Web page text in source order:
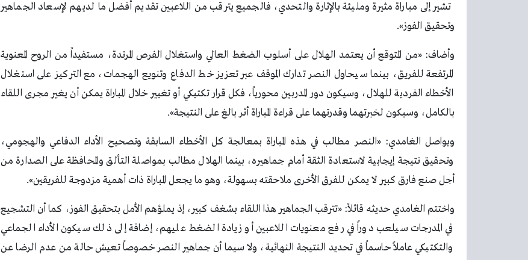
تشير إلى مباراة مثيرة ومليئة بالإثارة والتحدي، فالجميع يترقب من اللاعبين تقديم أفضل ما لديهم لإسعاد الجماهير
وتحقيق الفوز».
وأضاف: «من المتوقع أن يعتمد الهلال على أسلوب الضغط العالي واستغلال الفرص المرتدة، مستفيداً من الروح المعنوية
المرتفعة للفريق، بينما سيحاول النصر تدارك الموقف عبر تعزيز خط الدفاع وتنويع الهجمات، مع التركيز على استغلال
الأخطاء الفردية للهلال، وسيكون دور المدربين محورياً، فكل قرار تكتيكي أو تغيير خلال المباراة يمكن أن يغير مجرى اللقاء
بالكامل، وسيكون لخبرتهما وقدرتهما على قراءة المباراة أثر بالغ على النتيجة».
ويواصل الغامدي: «النصر مطالب في هذه المباراة بمعالجة كل الأخطاء السابقة وتصحيح الأداء الدفاعي والهجومي،
وتحقيق نتيجة إيجابية لاستعادة الثقة أمام جماهيره، بينما الهلال مطالب بمواصلة التألق والمحافظة على الصدارة من
أجل صنع فارق كبير لا يمكن للفرق الأخرى ملاحقته بسهولة، وهو ما يجعل المباراة ذات أهمية مزدوجة للفريقين».
واختتم الغامدي حديثه قائلاً: «تترقب الجماهير هذا اللقاء بشغف كبير، إذ يملؤهم الأمل بتحقيق الفوز، كما أن التشجيع
في المدرجات سيلعب دوراً في رفع معنويات اللاعبين أو زيادة الضغط عليهم، إضافة إلى ذلك سيكون الأداء الجماعي
والتكتيكي عاملاً حاسماً في تحديد النتيجة النهائية، ولا سيما أن جماهير النصر خصوصاً تعيش حالة من عدم الرضا عن